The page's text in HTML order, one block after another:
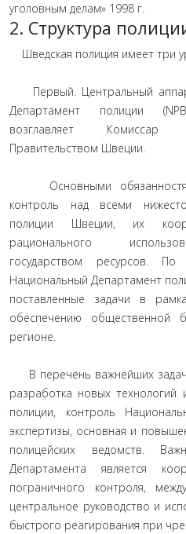
уголовным делам» 1998 г.
2. Структура
Шведская полиция имеет три
Первый. Центральный
Департамент полиции
возглавляет Комиссар
Правительством Швеции.
Основными
контроль над всеми
полиции Швеции, их
рационального
государством ресурсов. По
Национальный Департамент
поставленные задачи в
обеспечению общественной
регионе.
В перечень важнейших задач
разработка новых
полиции, контроль
экспертизы, основная и
полицейских ведомств.
Департамента является
пограничного контроля,
центральное руководство и
быстрого реагирования при